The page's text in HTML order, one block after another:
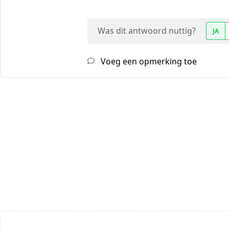
Was dit antwoord nuttig? JA
Voeg een opmerking toe